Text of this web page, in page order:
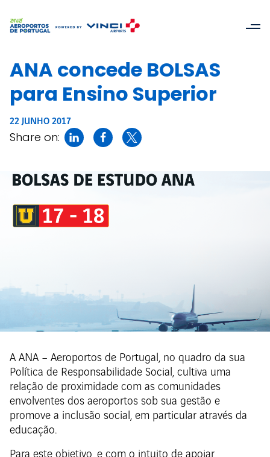
ANA concede BOLSAS
para Ensino Superior
22 JUNHO 2017
Share on:
A ANA – Aeroportos de Portugal, no quadro da sua
Política de Responsabilidade Social, cultiva uma
relação de proximidade com as comunidades
envolventes dos aeroportos sob sua gestão e
promove a inclusão social, em particular através da
educação.
Para este objetivo, e com o intuito de apoiar